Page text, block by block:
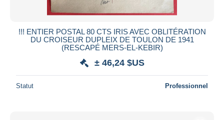
!!! ENTIER POSTAL 80 CTS IRIS AVEC OBLITÉRATION
DU CROISEUR DUPLEIX DE TOULON DE 1941
(RESCAPÉ MERS-EL-KEBIR)
± 46,24 $US
Statut Professionnel